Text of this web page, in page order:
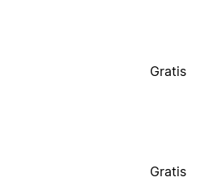
Gratis
Gratis